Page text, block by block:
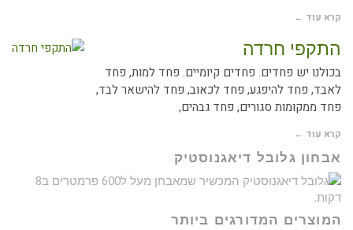
קרא עוד ←
התקפי חרדה
בכולנו יש פחדים. פחדים קיומיים. פחד למות, פחד
לאבד, פחד להיפגע, פחד לכאוב, פחד להישאר לבד,
פחד ממקומות סגורים, פחד גבהים,
קרא עוד ←
אבחון גלובל דיאגנוסטיק
המוצרים המדורגים ביותר